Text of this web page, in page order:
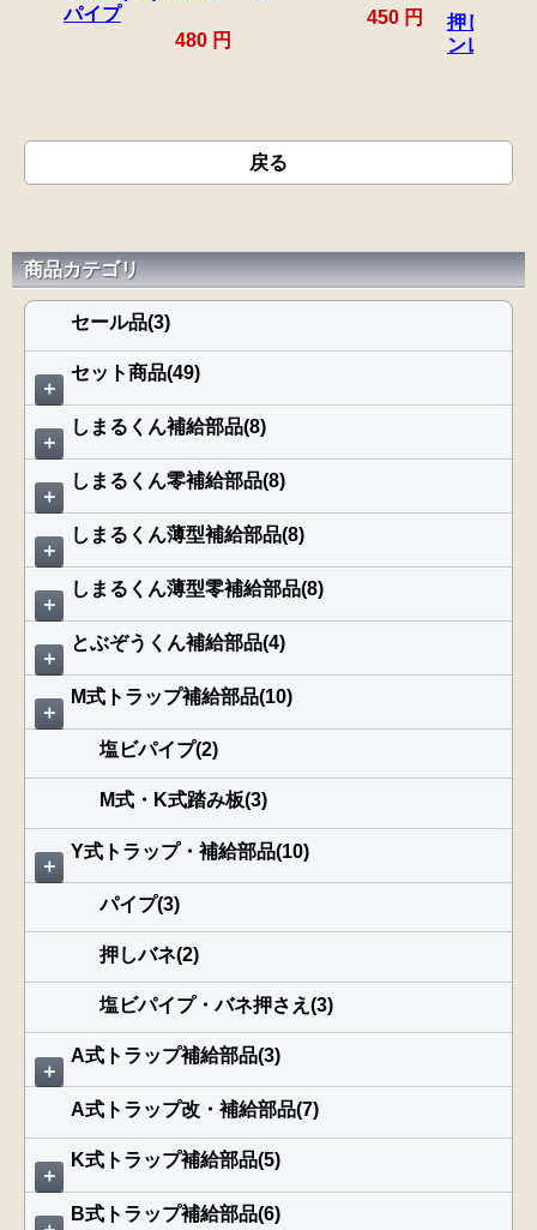
パイプ
480 円
450 円
押しバネ
ンレス)
戻る
商品カテゴリ
セール品(3)
＋
セット商品(49)
＋
しまるくん補給部品(8)
＋
しまるくん零補給部品(8)
＋
しまるくん薄型補給部品(8)
＋
しまるくん薄型零補給部品(8)
＋
とぶぞうくん補給部品(4)
＋
M式トラップ補給部品(10)
塩ビパイプ(2)
M式・K式踏み板(3)
＋
Y式トラップ・補給部品(10)
パイプ(3)
押しバネ(2)
塩ビパイプ・バネ押さえ(3)
＋
A式トラップ補給部品(3)
A式トラップ改・補給部品(7)
＋
K式トラップ補給部品(5)
B式トラップ補給部品(6)